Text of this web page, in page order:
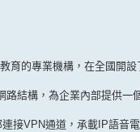
育的專業機構，在全國開
構，為企業內部提供一
VPN通道，承載IP語音